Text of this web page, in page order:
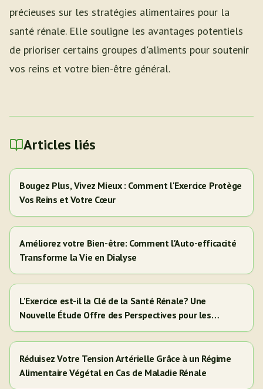
précieuses sur les stratégies alimentaires pour la
santé rénale. Elle souligne les avantages potentiels
de prioriser certains groupes d'aliments pour soutenir
vos reins et votre bien-être général.
Articles liés
Bougez Plus, Vivez Mieux : Comment l'Exercice Protège
Vos Reins et Votre Cœur
Améliorez votre Bien-être: Comment l'Auto-efficacité
Transforme la Vie en Dialyse
L'Exercice est-il la Clé de la Santé Rénale? Une
Nouvelle Étude Offre des Perspectives pour les
Adultes Hispaniques/Latinos
Réduisez Votre Tension Artérielle Grâce à un Régime
Alimentaire Végétal en Cas de Maladie Rénale